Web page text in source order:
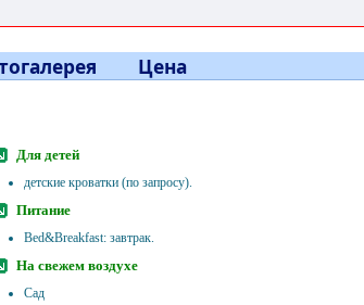
Цена
Для детей
детские кроватки (по запросу).
Питание
Bed&Breakfast: завтрак.
На свежем воздухе
Сад